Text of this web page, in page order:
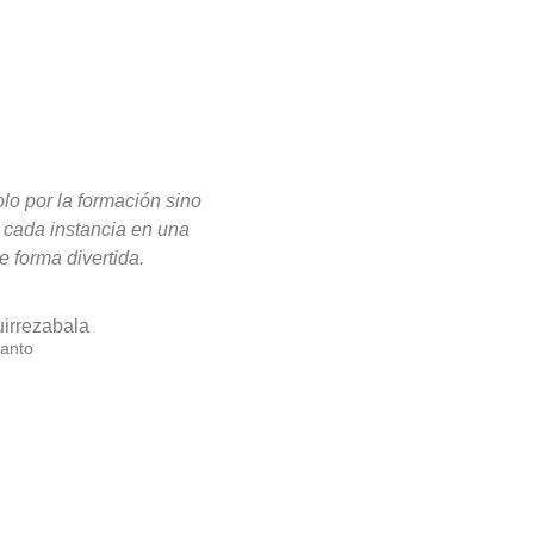
por la formación sino
instancia en una
forma divertida.